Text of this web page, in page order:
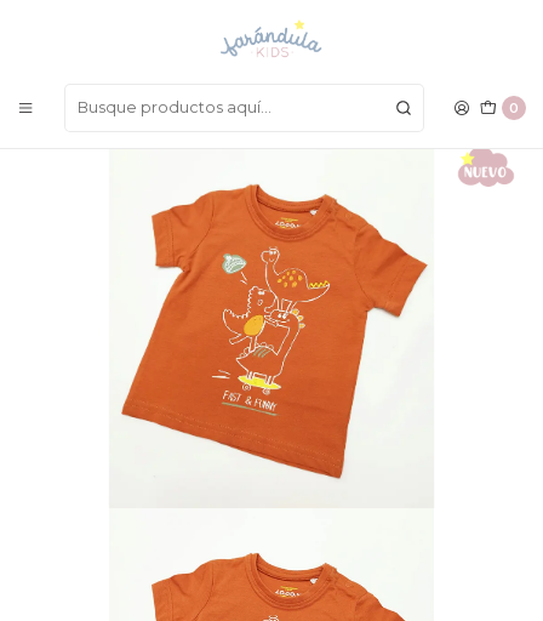
0
LAS MEJORES PRENDAS A UN SOLO CLICK